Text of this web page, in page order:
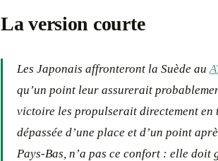
La version courte
Les Japonais affronteront la Suède au
qu’un point leur assurerait
victoire les propulserait directement en
dépassée d’une place et d’un point
Pays-Bas, n’a pas ce confort : elle